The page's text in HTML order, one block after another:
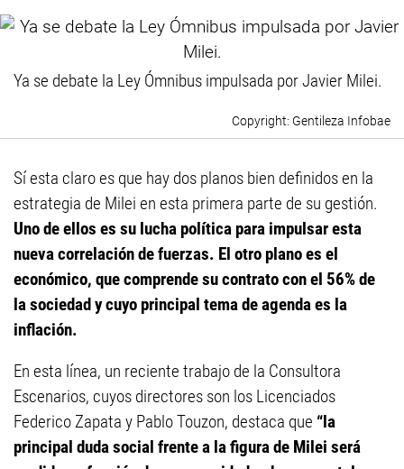
Ya se debate la Ley Ómnibus impulsada por Javier Milei.
Gentileza Infobae
Sí esta claro es que hay dos planos bien definidos en la
estrategia de Milei en esta primera parte de su gestión.
Uno de ellos es su lucha política para impulsar esta
nueva correlación de fuerzas. El otro plano es el
económico, que comprende su contrato con el 56% de
la sociedad y cuyo principal tema de agenda es la
inflación.
En esta línea, un reciente trabajo de la Consultora
Escenarios, cuyos directores son los Licenciados
Federico Zapata y Pablo Touzon, destaca que “la
principal duda social frente a la figura de Milei será